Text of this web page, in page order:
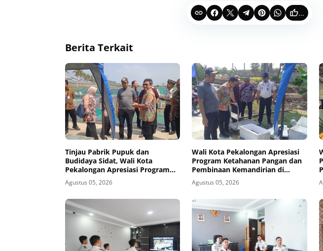
...
Berita Terkait
Tinjau Pabrik Pupuk dan
Budidaya Sidat, Wali Kota
Pekalongan Apresiasi Program
Ketahanan Pangan di
Nusakambangan
Agustus 05, 2026
Wali Kota Pekalongan Apresiasi
Program Ketahanan Pangan dan
Pembinaan Kemandirian di
Nusakambangan
Agustus 05, 2026